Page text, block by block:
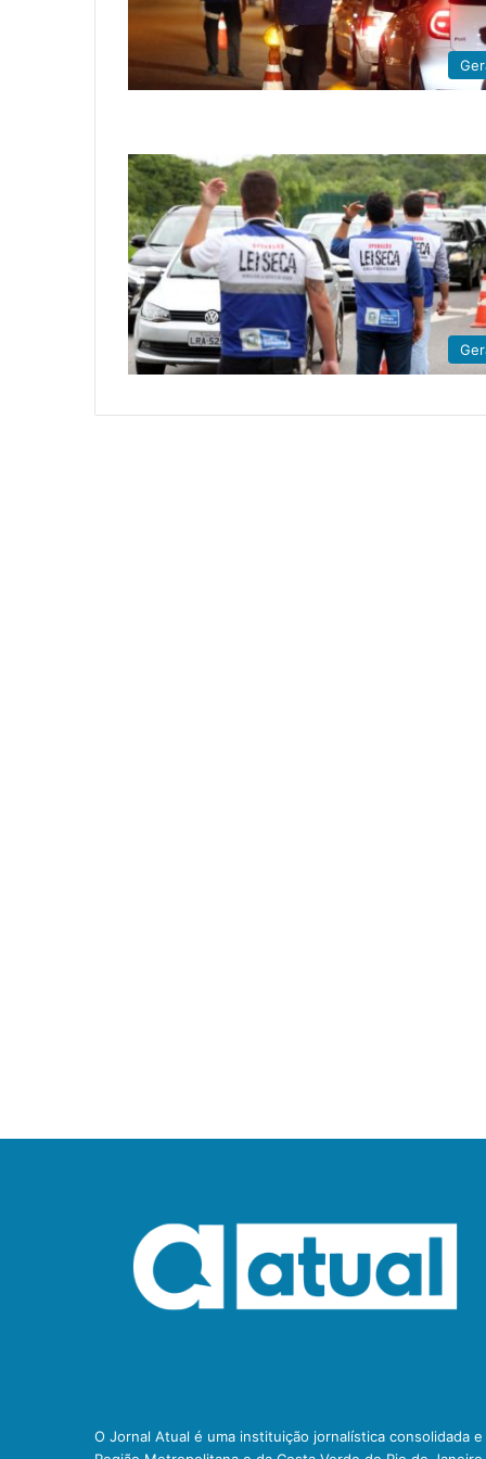
O Jornal Atual é uma instituição jornalística consolidada